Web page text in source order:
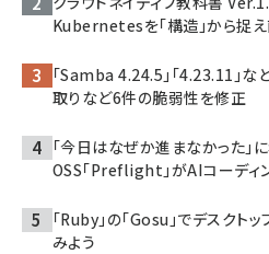
Kubernetesを「構造」から捉
「Samba 4.24.5」「4.23.11」
取りなど6件の脆弱性を修正
「今日はなぜか進まなかった」
OSS「Preflight」がAIコーディ
「Ruby」の「Gosu」でデスクト
みよう